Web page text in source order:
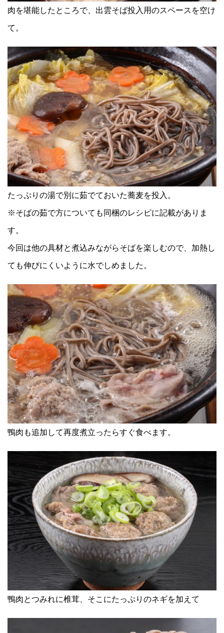
肉を堪能したところで、出雲そば投入用のスペースを空け
て。
たっぷりの湯で別に茹でておいた蕎麦を投入。
※そばの茹で方についても同梱のレシピに記載がありま
す。
今回は他の具材と煮込みながらそばを楽しむので、加熱し
ても伸びにくいように水でしめました。
鴨肉も追加して再度煮立ったらすぐ食べます。
鴨肉とつみれに椎茸、そこにたっぷりのネギを加えて